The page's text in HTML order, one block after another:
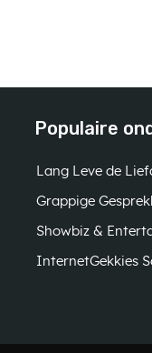
Populaire
Lang Leve de
Grappige
Showbiz &
InternetGekkies